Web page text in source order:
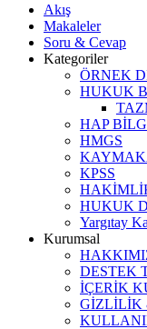
Akış
Makaleler
Soru & Cevap
Kategoriler
ÖRNEK
HUKUK
HAP
HMGS
KPSS
HUKUK
Yargıtay
Kurumsal
DESTEK
İÇERİK
GİZLİLİK